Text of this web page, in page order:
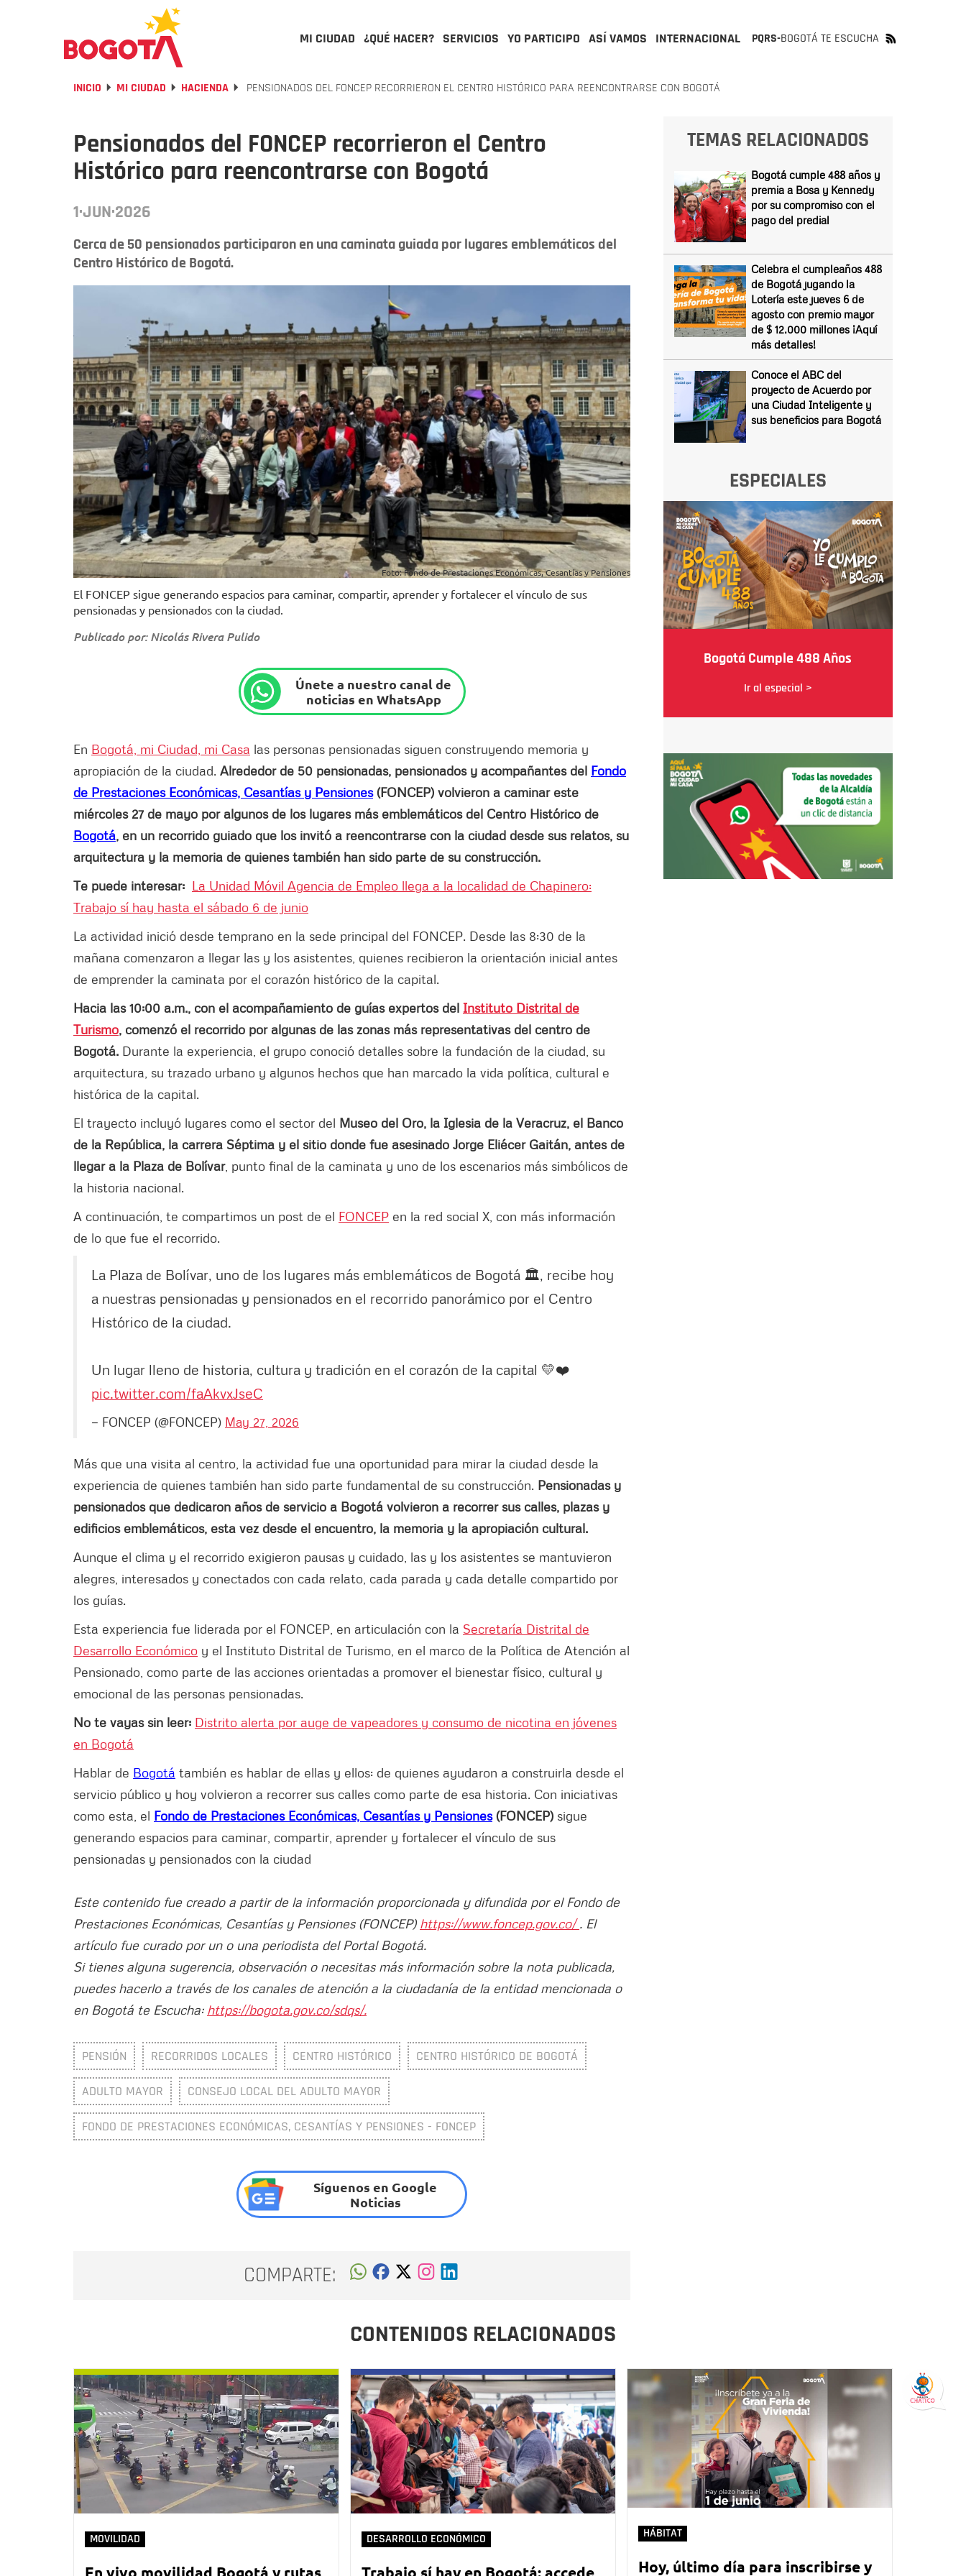
MI CIUDAD ¿QUÉ HACER? SERVICIOS YO PARTICIPO ASÍ VAMOS INTERNACIONAL PQRS-BOGOTÁ TE ESCUCHA
INICIO MI CIUDAD HACIENDA PENSIONADOS DEL FONCEP RECORRIERON EL CENTRO HISTÓRICO PARA REENCONTRARSE CON BOGOTÁ
Pensionados del FONCEP recorrieron el Centro
Histórico para reencontrarse con Bogotá
1·JUN·2026
Cerca de 50 pensionados participaron en una caminata guiada por lugares emblemáticos del
Centro Histórico de Bogotá.
Foto: Fondo de Prestaciones Económicas, Cesantías y Pensiones
El FONCEP sigue generando espacios para caminar, compartir, aprender y fortalecer el vínculo de sus
pensionadas y pensionados con la ciudad.
Publicado por: Nicolás Rivera Pulido
Únete a nuestro canal de
noticias en WhatsApp
En Bogotá, mi Ciudad, mi Casa las personas pensionadas siguen construyendo memoria y
apropiación de la ciudad. Alrededor de 50 pensionadas, pensionados y acompañantes del Fondo
de Prestaciones Económicas, Cesantías y Pensiones(FONCEP) volvieron a caminar este
miércoles 27 de mayo por algunos de los lugares más emblemáticos del Centro Histórico de
Bogotá, en un recorrido guiado que los invitó a reencontrarse con la ciudad desde sus relatos, su
arquitectura y la memoria de quienes también han sido parte de su construcción.
Te puede interesar: La Unidad Móvil Agencia de Empleo llega a la localidad de Chapinero:
Trabajo sí hay hasta el sábado 6 de junio
La actividad inició desde temprano en la sede principal del FONCEP. Desde las 8:30 de la
mañana comenzaron a llegar las y los asistentes, quienes recibieron la orientación inicial antes
de emprender la caminata por el corazón histórico de la capital.
Hacia las 10:00 a.m., con el acompañamiento de guías expertos del Instituto Distrital de
Turismo, comenzó el recorrido por algunas de las zonas más representativas del centro de
Bogotá. Durante la experiencia, el grupo conoció detalles sobre la fundación de la ciudad, su
arquitectura, su trazado urbano y algunos hechos que han marcado la vida política, cultural e
histórica de la capital.
El trayecto incluyó lugares como el sector del Museo del Oro, la Iglesia de la Veracruz, el Banco
de la República, la carrera Séptima y el sitio donde fue asesinado Jorge Eliécer Gaitán, antes de
llegar a la Plaza de Bolívar, punto final de la caminata y uno de los escenarios más simbólicos de
la historia nacional.
A continuación, te compartimos un post de el FONCEP en la red social X, con más información
de lo que fue el recorrido.
La Plaza de Bolívar, uno de los lugares más emblemáticos de Bogotá 🏛️, recibe hoy
a nuestras pensionadas y pensionados en el recorrido panorámico por el Centro
Histórico de la ciudad.
Un lugar lleno de historia, cultura y tradición en el corazón de la capital 💛❤️
pic.twitter.com/faAkvxJseC
— FONCEP (@FONCEP) May 27, 2026
Más que una visita al centro, la actividad fue una oportunidad para mirar la ciudad desde la
experiencia de quienes también han sido parte fundamental de su construcción. Pensionadas y
pensionados que dedicaron años de servicio a Bogotá volvieron a recorrer sus calles, plazas y
edificios emblemáticos, esta vez desde el encuentro, la memoria y la apropiación cultural.
Aunque el clima y el recorrido exigieron pausas y cuidado, las y los asistentes se mantuvieron
alegres, interesados y conectados con cada relato, cada parada y cada detalle compartido por
los guías.
Esta experiencia fue liderada por el FONCEP, en articulación con la Secretaría Distrital de
Desarrollo Económico y el Instituto Distrital de Turismo, en el marco de la Política de Atención al
Pensionado, como parte de las acciones orientadas a promover el bienestar físico, cultural y
emocional de las personas pensionadas.
No te vayas sin leer: Distrito alerta por auge de vapeadores y consumo de nicotina en jóvenes
en Bogotá
Hablar de Bogotá también es hablar de ellas y ellos: de quienes ayudaron a construirla desde el
servicio público y hoy volvieron a recorrer sus calles como parte de esa historia. Con iniciativas
como esta, el Fondo de Prestaciones Económicas, Cesantías y Pensiones(FONCEP) sigue
generando espacios para caminar, compartir, aprender y fortalecer el vínculo de sus
pensionadas y pensionados con la ciudad
Este contenido fue creado a partir de la información proporcionada y difundida por el Fondo de
Prestaciones Económicas, Cesantías y Pensiones (FONCEP) https://www.foncep.gov.co/. El
artículo fue curado por un o una periodista del Portal Bogotá.
Si tienes alguna sugerencia, observación o necesitas más información sobre la nota publicada,
puedes hacerlo a través de los canales de atención a la ciudadanía de la entidad mencionada o
en Bogotá te Escucha: https://bogota.gov.co/sdqs/.
PENSIÓN RECORRIDOS LOCALES CENTRO HISTÓRICO CENTRO HISTÓRICO DE BOGOTÁ
ADULTO MAYOR CONSEJO LOCAL DEL ADULTO MAYOR
FONDO DE PRESTACIONES ECONÓMICAS, CESANTÍAS Y PENSIONES - FONCEP
Síguenos en Google
Noticias
COMPARTE:
TEMAS RELACIONADOS
Bogotá cumple 488 años y
premia a Bosa y Kennedy
por su compromiso con el
pago del predial
Celebra el cumpleaños 488
de Bogotá jugando la
Lotería este jueves 6 de
agosto con premio mayor
de $ 12.000 millones ¡Aquí
más detalles!
Conoce el ABC del
proyecto de Acuerdo por
una Ciudad Inteligente y
sus beneficios para Bogotá
ESPECIALES
Bogotá Cumple 488 Años
Ir al especial >
CONTENIDOS RELACIONADOS
MOVILIDAD
En vivo movilidad Bogotá y rutas
DESARROLLO ECONÓMICO
Trabajo sí hay en Bogotá: accede
HÁBITAT
Hoy, último día para inscribirse y